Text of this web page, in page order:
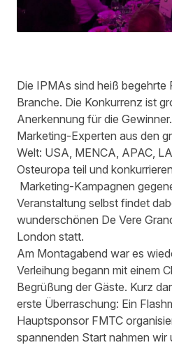
Die IPMAs sind heiß begehrte
Branche. Die Konkurrenz ist
Anerkennung für die
Marketing-Experten aus den
Welt: USA, MENCA, APAC,
Osteuropa teil und
Marketing-Kampagnen
Veranstaltung selbst findet
wunderschönen De Vere
London statt.
Am Montagabend war es
Verleihung begann mit einem
Begrüßung der Gäste. Kurz
erste Überraschung: Ein
Hauptsponsor FMTC
spannenden Start nahmen wir